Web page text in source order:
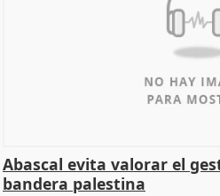
Abascal evita valorar el
bandera palestina